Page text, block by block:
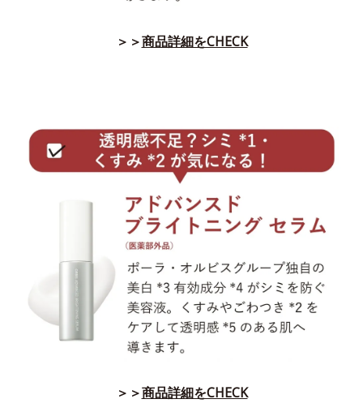
＞＞商品詳細をCHECK
＞＞商品詳細をCHECK